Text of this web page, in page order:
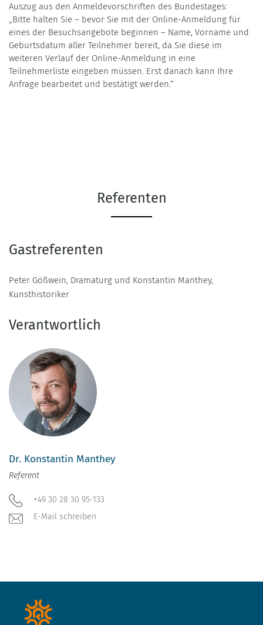
Auszug aus den Anmeldevorschriften des Bundestages:
„Bitte halten Sie – bevor Sie mit der Online-Anmeldung für
eines der Besuchsangebote beginnen – Name, Vorname und
Geburtsdatum aller Teilnehmer bereit, da Sie diese im
weiteren Verlauf der Online-Anmeldung in eine
Teilnehmerliste eingeben müssen. Erst danach kann Ihre
Anfrage bearbeitet und bestätigt werden.“
Referenten
Gastreferenten
Peter Gößwein, Dramaturg und Konstantin Manthey,
Kunsthistoriker
Verantwortlich
Dr. Konstantin Manthey
Referent
+49 30 28 30 95-133
E-Mail schreiben